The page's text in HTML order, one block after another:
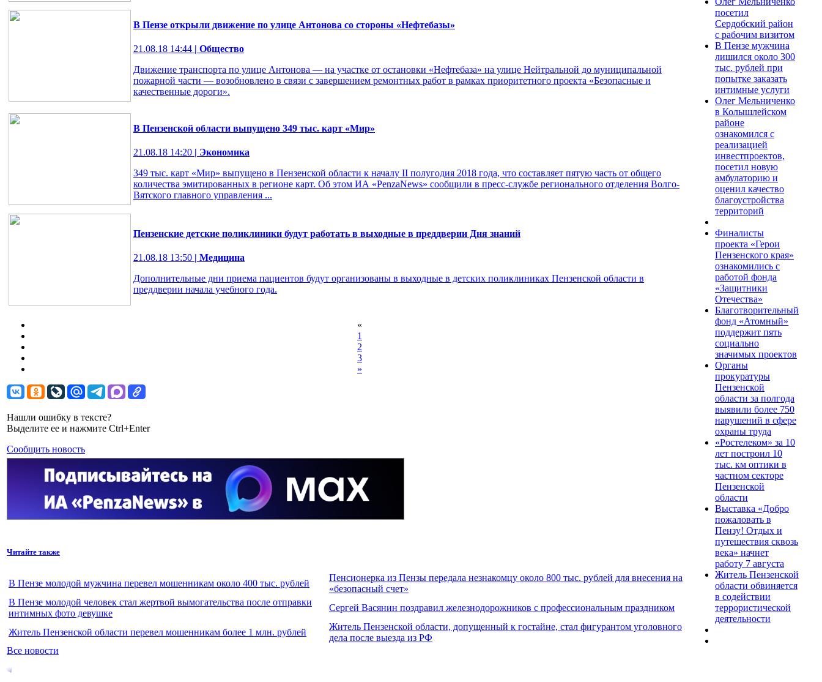
В Пензе открыли движение по улице Антонова со стороны «Нефтебазы»
21.08.18 14:44 | Общество
Движение транспорта по улице Антонова — на участке от остановки «Нефтебаза» на улице Нейтральной до муниципальной
пожарной части — возобновлено в связи с завершением ремонтных работ в рамках приоритетного проекта «Безопасные и
качественные дороги».
В Пензенской области выпущено 349 тыс. карт «Мир»
21.08.18 14:20 | Экономика
349 тыс. карт «Мир» выпущено в Пензенской области к началу II полугодия 2018 года, что составляет пятую часть от общего
количества эмитированных в регионе карт. Об этом ИА «PenzaNews» сообщили в пресс-службе регионального отделения Волго-
Вятского главного управления ...
Пензенские детские поликлиники будут работать в выходные в преддверии Дня знаний
21.08.18 13:50 | Медицина
Дополнительные дни приема пациентов будут организованы в выходные в детских поликлиниках Пензенской области в
преддверии начала учебного года.
«
1
2
3
»
Нашли ошибку в тексте?
Выделите ее и нажмите Ctrl+Enter
Сообщить новость
Читайте также
В Пензе молодой мужчина перевел мошенникам около 400 тыс. рублей
Пенсионерка из Пензы передала незнакомцу около 800 тыс. рублей для внесения на
«безопасный счет»
В Пензе молодой человек стал жертвой вымогательства после отправки
интимных фото девушке
Сергей Васянин поздравил железнодорожников с профессиональным праздником
Житель Пензенской области перевел мошенникам более 1 млн. рублей
Житель Пензенской области, допущенный к гостайне, стал фигурантом уголовного
дела после выезда из РФ
Все новости
посетил
Сердобский район
с рабочим визитом
В Пензе мужчина
лишился около 300
тыс. рублей при
попытке заказать
интимные услуги
Олег Мельниченко
в Колышлейском
районе
ознакомился с
реализацией
инвестпроектов,
посетил новую
амбулаторию и
оценил качество
благоустройства
территорий
Финалисты
проекта «Герои
Пензенского края»
ознакомились с
работой фонда
«Защитники
Отечества»
Благотворительный
фонд «Атомный»
поддержит пять
социально
значимых проектов
Органы
прокуратуры
Пензенской
области за полгода
выявили более 750
нарушений в сфере
охраны труда
«Ростелеком» за 10
лет построил 10
тыс. км оптики в
частном секторе
Пензенской
области
Выставка «Добро
пожаловать в
Пензу! Отдых и
путешествия сквозь
века» начнет
работу 7 августа
Житель Пензенской
области обвиняется
в содействии
террористической
деятельности